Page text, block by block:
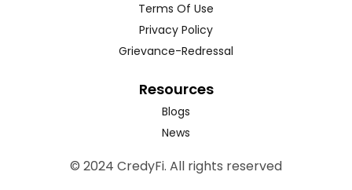
Terms Of Use
Privacy Policy
Grievance-Redressal
Resources
Blogs
News
© 2024 CredyFi. All rights reserved